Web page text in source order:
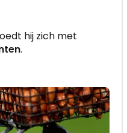
hij zich met
.